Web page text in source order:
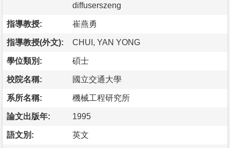
diffuserszeng
指導教授: 崔燕勇
指導教授(外文): CHUI, YAN YONG
學位類別: 碩士
校院名稱: 國立交通大學
系所名稱: 機械工程研究所
論文出版年: 1995
語文別: 英文